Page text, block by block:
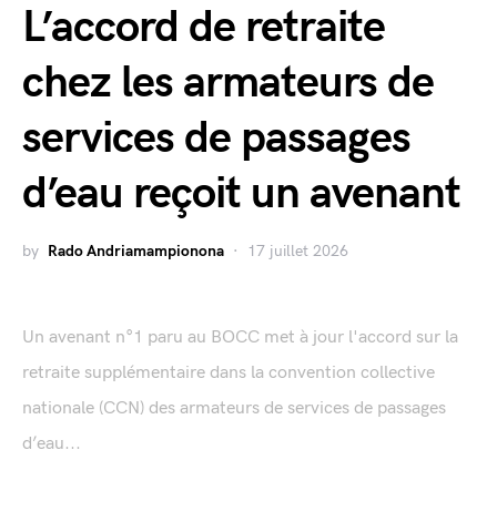
L’accord de retraite
chez les armateurs de
services de passages
d’eau reçoit un avenant
by Rado Andriamampionona 17 juillet 2026
Un avenant n°1 paru au BOCC met à jour l'accord sur la
retraite supplémentaire dans la convention collective
nationale (CCN) des armateurs de services de passages
d’eau...